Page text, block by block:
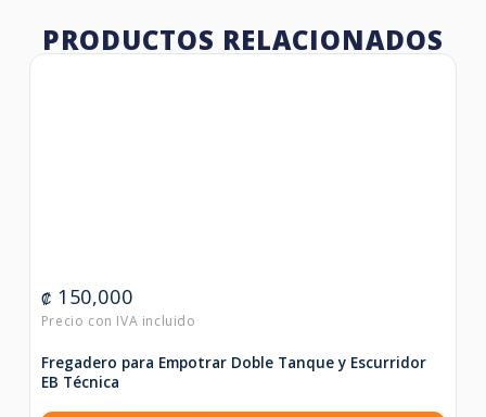
PRODUCTOS RELACIONADOS
₡ 150,000
Fregadero para Empotrar Doble Tanque y Escurridor
EB Técnica